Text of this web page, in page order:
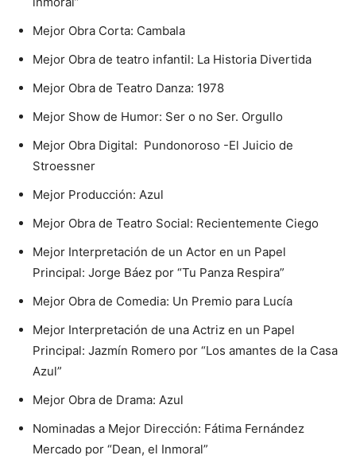
Mejor Obra Corta: Cambala
Mejor Obra de teatro infantil: La Historia Divertida
Mejor Obra de Teatro Danza: 1978
Mejor Show de Humor: Ser o no Ser. Orgullo
Mejor Obra Digital: Pundonoroso -El Juicio de
Stroessner
Mejor Producción: Azul
Mejor Obra de Teatro Social: Recientemente Ciego
Mejor Interpretación de un Actor en un Papel
Principal: Jorge Báez por “Tu Panza Respira”
Mejor Obra de Comedia: Un Premio para Lucía
Mejor Interpretación de una Actriz en un Papel
Principal: Jazmín Romero por “Los amantes de la Casa
Azul”
Mejor Obra de Drama: Azul
Nominadas a Mejor Dirección: Fátima Fernández
Mercado por “Dean, el Inmoral”